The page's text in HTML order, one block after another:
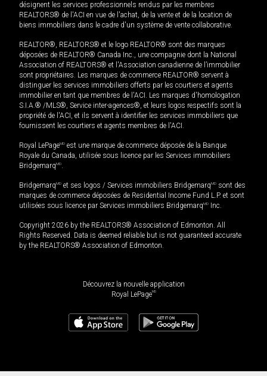
désignent les services professionnels rendus par les membres
REALTORS® de l'ACI en vue de l'achat, de la vente et de la location de
biens immobiliers dans le cadre d'un système de vente collaborative.
REALTOR®, REALTORS® et le logo REALTOR® sont des marques
déposées de REALTOR® Canada Inc., une compagnie dont la National
Association of REALTORS® et l'Association canadienne de l’immobilier
sont propriétaires. Les marques de commerce REALTOR® servent à
distinguer les services immobiliers offerts par les courtiers et agents
immobilier en tant que membres de l'ACI. Les marques d'homologation
S.I.A.® /MLS®, Service inter-agences®, et leurs logos respectifs sont la
propriété de l'ACI, et ils servent à identifier les services immobiliers que
fournissent les courtiers et agents membres de l'ACI.
Royal LePageMD est une marque de commerce déposée de la Banque
Royale du Canada, utilisée sous licence par les Services immobiliers
BridgemarqMD.
BridgemarqMD et ses logos / Services immobiliers BridgemarqMD sont des
marques de commerce déposées de Residential Income Fund L.P. et sont
utilisées sous licence par Services immobiliers BridgemarqMD Inc.
Copyright 2026 by the REALTORS® Association of Edmonton. All
Rights Reserved. Data is deemed reliable but is not guaranteed accurate
by the REALTORS® Association of Edmonton.
Découvrez la nouvelle application
Royal LePageMD